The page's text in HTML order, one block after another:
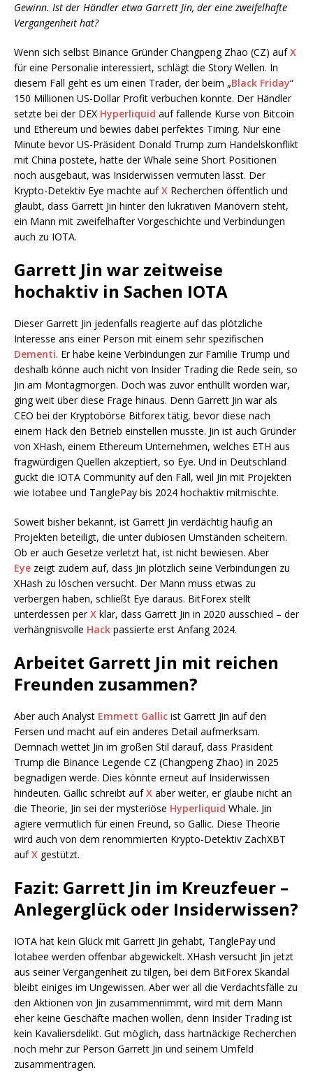
Gewinn. Ist der Händler etwa Garrett Jin, der eine zweifelhafte
Vergangenheit hat?
Wenn sich selbst Binance Gründer Changpeng Zhao (CZ) aufX
für eine Personalie interessiert, schlägt die Story Wellen. In
diesem Fall geht es um einen Trader, der beim „Black Friday“
150 Millionen US-Dollar Profit verbuchen konnte. Der Händler
setzte bei der DEX Hyperliquid auf fallende Kurse von Bitcoin
und Ethereum und bewies dabei perfektes Timing. Nur eine
Minute bevor US-Präsident Donald Trump zum Handelskonflikt
mit China postete, hatte der Whale seine Short Positionen
noch ausgebaut, was Insiderwissen vermuten lässt. Der
Krypto-Detektiv Eye machte aufX Recherchen öffentlich und
glaubt, dass Garrett Jin hinter den lukrativen Manövern steht,
ein Mann mit zweifelhafter Vorgeschichte und Verbindungen
auch zu IOTA.
Garrett Jin war zeitweise
hochaktiv in Sachen IOTA
Dieser Garrett Jin jedenfalls reagierte auf das plötzliche
Interesse ans einer Person mit einem sehr spezifischen
Dementi. Er habe keine Verbindungen zur Familie Trump und
deshalb könne auch nicht von Insider Trading die Rede sein, so
Jin am Montagmorgen. Doch was zuvor enthüllt worden war,
ging weit über diese Frage hinaus. Denn Garrett Jin war als
CEO bei der Kryptobörse Bitforex tätig, bevor diese nach
einem Hack den Betrieb einstellen musste. Jin ist auch Gründer
von XHash, einem Ethereum Unternehmen, welches ETH aus
fragwürdigen Quellen akzeptiert, so Eye. Und in Deutschland
guckt die IOTA Community auf den Fall, weil Jin mit Projekten
wie Iotabee und TanglePay bis 2024 hochaktiv mitmischte.
Soweit bisher bekannt, ist Garrett Jin verdächtig häufig an
Projekten beteiligt, die unter dubiosen Umständen scheitern.
Ob er auch Gesetze verletzt hat, ist nicht bewiesen. Aber
Eye zeigt zudem auf, dass Jin plötzlich seine Verbindungen zu
XHash zu löschen versucht. Der Mann muss etwas zu
verbergen haben, schließt Eye daraus. BitForex stellt
unterdessen perX klar, dass Garrett Jin in 2020 ausschied – der
verhängnisvolle Hack passierte erst Anfang 2024.
Arbeitet Garrett Jin mit reichen
Freunden zusammen?
Aber auch Analyst Emmett Gallic ist Garrett Jin auf den
Fersen und macht auf ein anderes Detail aufmerksam.
Demnach wettet Jin im großen Stil darauf, dass Präsident
Trump die Binance Legende CZ (Changpeng Zhao) in 2025
begnadigen werde. Dies könnte erneut auf Insiderwissen
hindeuten. Gallic schreibt aufX aber weiter, er glaube nicht an
die Theorie, Jin sei der mysteriöse Hyperliquid Whale. Jin
agiere vermutlich für einen Freund, so Gallic. Diese Theorie
wird auch von dem renommierten Krypto-Detektiv ZachXBT
aufX gestützt.
Fazit: Garrett Jin im Kreuzfeuer –
Anlegerglück oder Insiderwissen?
IOTA hat kein Glück mit Garrett Jin gehabt, TanglePay und
Iotabee werden offenbar abgewickelt. XHash versucht Jin jetzt
aus seiner Vergangenheit zu tilgen, bei dem BitForex Skandal
bleibt einiges im Ungewissen. Aber wer all die Verdachtsfälle zu
den Aktionen von Jin zusammennimmt, wird mit dem Mann
eher keine Geschäfte machen wollen, denn Insider Trading ist
kein Kavaliersdelikt. Gut möglich, dass hartnäckige Recherchen
noch mehr zur Person Garrett Jin und seinem Umfeld
zusammentragen.